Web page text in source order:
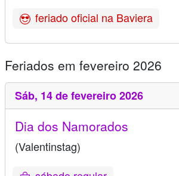
feriado oficial na Baviera
Feriados em fevereiro 2026
Sáb, 14 de fevereiro 2026
Dia dos Namorados
(Valentinstag)